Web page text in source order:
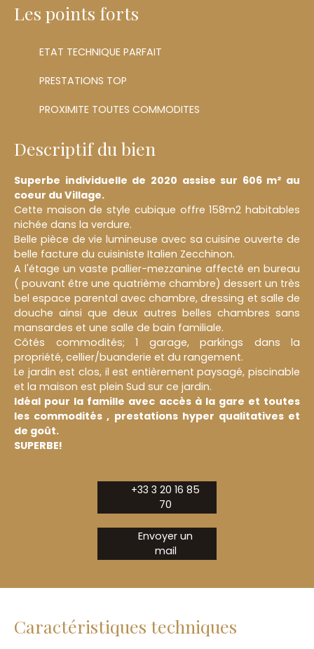
Les points forts
ETAT TECHNIQUE PARFAIT
PRESTATIONS TOP
PROXIMITE TOUTES COMMODITES
Descriptif du bien
Superbe individuelle de 2020 assise sur 606 m² au
coeur du Village.
Cette maison de style cubique offre 158m2 habitables
nichée dans la verdure.
Belle pièce de vie lumineuse avec sa cuisine ouverte de
belle facture du cuisiniste Italien Zecchinon.
A l'étage un vaste pallier-mezzanine affecté en bureau
( pouvant être une quatrième chambre) dessert un très
bel espace parental avec chambre, dressing et salle de
douche ainsi que deux autres belles chambres sans
mansardes et une salle de bain familiale.
Côtés commodités; 1 garage, parkings dans la
propriété, cellier/buanderie et du rangement.
Le jardin est clos, il est entièrement paysagé, piscinable
et la maison est plein Sud sur ce jardin.
Idéal pour la famille avec accès à la gare et toutes
les commodités , prestations hyper qualitatives et
de goût.
SUPERBE!
+33 3 20 16 85
70
Envoyer un
mail
Caractéristiques techniques